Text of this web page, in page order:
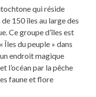
qui réside
150 îles au large des
Ce groupe d’îles est
du peuple » dans
endroit magique
l’océan par la pêche
faune et flore